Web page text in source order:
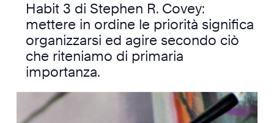
Habit 3 di Stephen R. Covey:
mettere in ordine le priorità significa
organizzarsi ed agire secondo ciò
che riteniamo di primaria
importanza.